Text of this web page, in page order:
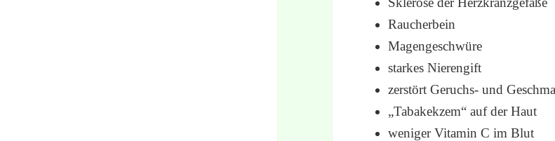
Raucherbein
Magengeschwüre
starkes Nierengift
zerstört Geruchs- und
„Tabakekzem“ auf der Haut
weniger Vitamin C im Blut